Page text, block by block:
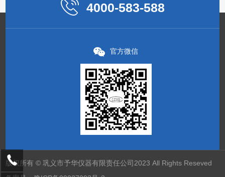
4000-583-588
官方微信
版权所有 © 巩义市予华仪器有限责任公司2023 All Rights Reseved